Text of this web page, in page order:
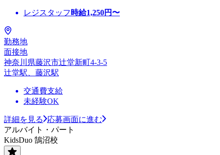
レジスタッフ 時給1,250円〜
勤務地
面接地
神奈川県藤沢市辻堂新町4-3-5
辻堂駅、藤沢駅
交通費支給
未経験OK
詳細を見る
応募画面に進む
アルバイト・パート
KidsDuo 鵠沼校